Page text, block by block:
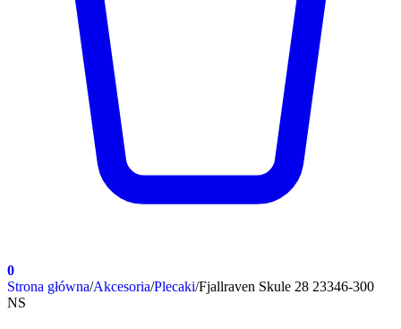
0
Strona główna/Akcesoria/Plecaki/Fjallraven Skule 28 23346-300
NS